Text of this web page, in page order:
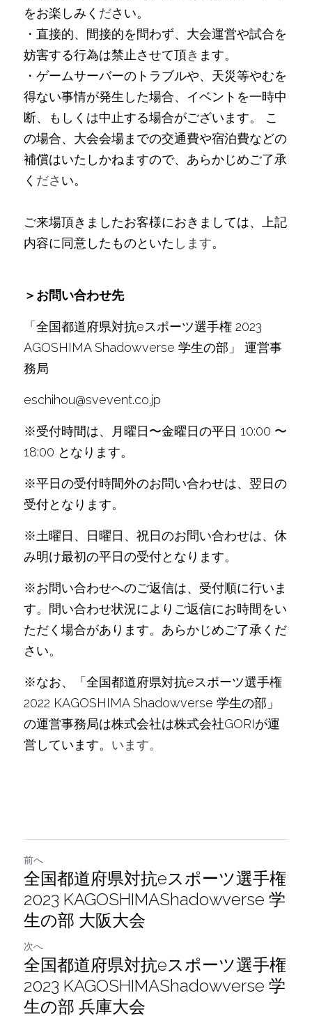
をお楽しみく ださい。
・直接的、間接的を問わず、大会運営や試合を
妨害する行為は禁止させて頂き ます。
・ゲームサーバーのトラブルや、天災等やむを
得ない事情が発生した場合、イベントを一時中
断、もしくは中止する場合がございます。 こ
の場合、大会会場までの交通費や宿泊費などの
補償はいたしかねますので、あらかじめご了承
く ださ い。
ご来場頂きましたお客様におきましては、上記
内容に同意したものといた します。
＞お問い合わせ先
「全国都道府県対抗eスポーツ選手権 2023
AGOSHIMA Shadowverse 学生の部」 運営事
務局
eschihou@svevent.co.jp
※受付時間は、月曜日〜金曜日の平日 10:00 〜
18:00 となります。
※平日の受付時間外のお問い合わせは、翌日の
受付となります。
※土曜日、日曜日、祝日のお問い合わせは、休
み明け最初の平日の受付となります。
※お問い合わせへのご返信は、受付順に行いま
す。問い合わせ状況によりご返信にお時間をい
ただく場合があります。あらかじめご了承くだ
さい。
※なお、「全国都道府県対抗eスポーツ選手権
2022 KAGOSHIMA Shadowverse 学生の部」
の運営事務局は株式会社は株式会社GORIが運
営しています。 います。
前へ
全国都道府県対抗eスポーツ選手権
2023 KAGOSHIMAShadowverse 学
生の部 大阪大会
次へ
全国都道府県対抗eスポーツ選手権
2023 KAGOSHIMAShadowverse 学
生の部 兵庫大会